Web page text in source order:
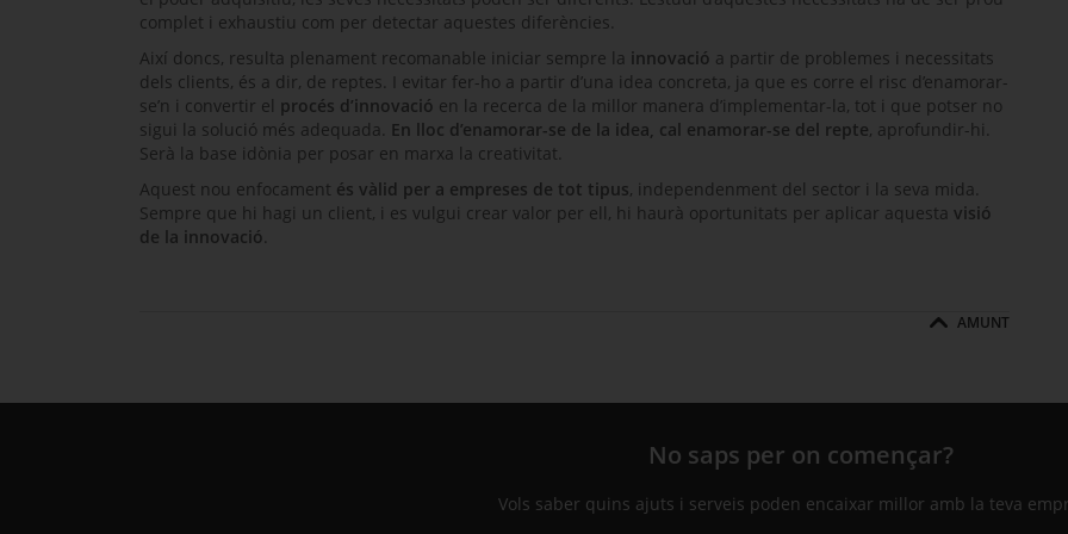
complet i exhaustiu com per detectar aquestes diferències.
Així doncs, resulta plenament recomanable iniciar sempre la innovació a partir de problemes i necessitats
dels clients, és a dir, de reptes. I evitar fer-ho a partir d’una idea concreta, ja que es corre el risc d’enamorar-
se’n i convertir el procés d’innovació en la recerca de la millor manera d’implementar-la, tot i que potser no
sigui la solució més adequada.
En lloc d’enamorar-se de la idea, cal enamorar-se del repte, aprofundir-hi.
Serà la base idònia per posar en marxa la creativitat.
Aquest nou enfocament és vàlid per a empreses de tot tipus, independenment del sector i la seva mida.
Sempre que hi hagi un client, i es vulgui crear valor per ell, hi haurà oportunitats per aplicar aquesta visió
de la innovació
AMUNT
No saps per on començar?
Vols saber quins ajuts i serveis poden encaixar millor amb la teva